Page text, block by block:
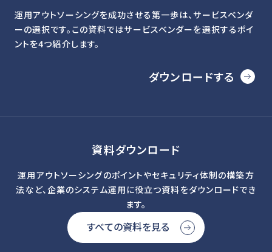
運用アウトソーシングを成功させる第一歩は、サービスベンダ
ーの選択です。この資料ではサービスベンダーを選択するポイ
ントを4つ紹介します。
ダウンロードする
資料ダウンロード
運用アウトソーシングのポイントやセキュリティ体制の構築方
法など、企業のシステム運用に役立つ資料をダウンロードでき
ます。
すべての資料を見る